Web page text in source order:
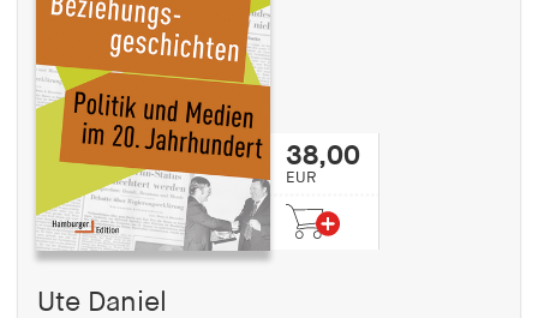
38,00
EUR
Ute Daniel